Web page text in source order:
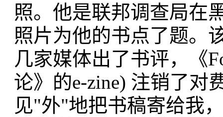
照。他是联邦调查局在
照片为他的书点了题。
几家媒体出了书评，《
论》的e-zine) 注销了对
见"外"地把书稿寄给我